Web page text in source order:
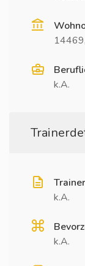
k.A.
k.A.
k.A.